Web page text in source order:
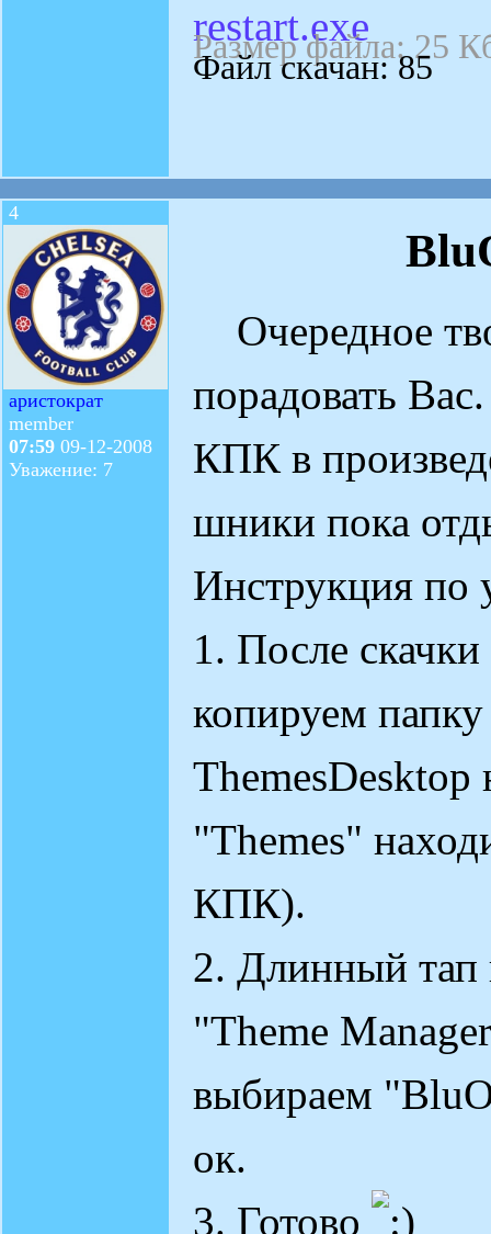
restart.exe
Размер файла: 25
Файл скачан: 85
4
аристократ
member
07:59 09-12-2008
Уважение: 7
Очередное
порадовать
КПК в
шники пока
Инструкция по
1. После
копируем
"Themes"
КПК).
2. Длинный тап
"Theme
выбираем
ок.
3. Готово